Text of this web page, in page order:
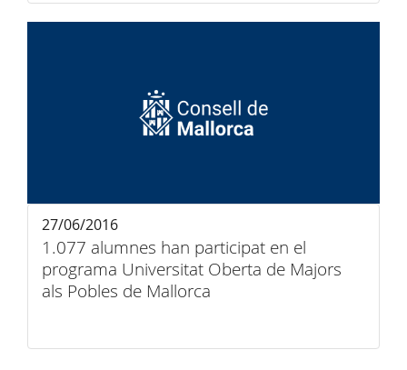
1.077 alumnes han participat en el
programa Universitat Oberta de Majors
als Pobles de Mallorca
27/06/2016